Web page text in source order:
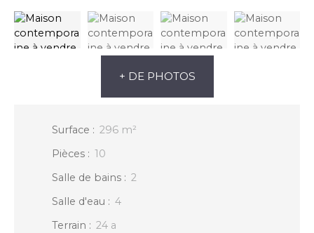
+ DE PHOTOS
Surface : 296 m²
Pièces : 10
Salle de bains : 2
Salle d'eau : 4
Terrain : 24 a